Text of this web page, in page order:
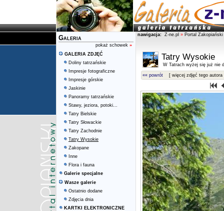
Galeria
pokaż schowek »
GALERIA ZDJĘĆ
Doliny tatrzańskie
Impresje fotograficzne
Impresje górskie
Jaskinie
Panoramy tatrzańskie
Stawy, jeziora, potoki...
Tatry Bielskie
Tatry Słowackie
Tatry Zachodnie
Tatry Wysokie
Zakopane
Inne
Flora i fauna
Galerie specjalne
Wasze galerie
Ostatnio dodane
Zdjęcia dnia
KARTKI ELEKTRONICZNE
nawigacja: Z-ne.pl » Portal Zakopiański
Tatry Wysokie
W Tatrach wyżej się już nie
«« powrót [ więcej zdjęć tego autora